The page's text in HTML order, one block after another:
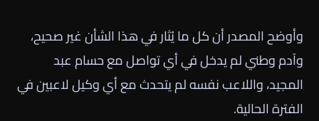
وأوضح المصدر أن كل ما يُثار في هذا الشأن غير صحيح،
وآدم وطني لم يدخل في أي تواصل مع حسام عبد
المجيد، واللاعب نفسه لم يتحدث مع أي وكيل لاعبين في
الفترة الحالية.